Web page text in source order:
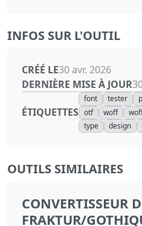
INFOS SUR L'OUTIL
CRÉÉ LE30 avr. 2026
DERNIÈRE MISE À JOUR
ÉTIQUETTES
font tester
otf
woff
type
design
OUTILS SIMILAIRES
CONVERTISSEUR
FRAKTUR/